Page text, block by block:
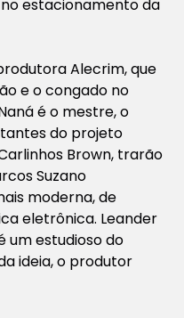
estacionamento da
Alecrim, que
e o congado no
é o mestre, o
do projeto
Brown, trarão
Suzano
moderna, de
eletrônica. Leander
um estudioso do
ideia, o produtor